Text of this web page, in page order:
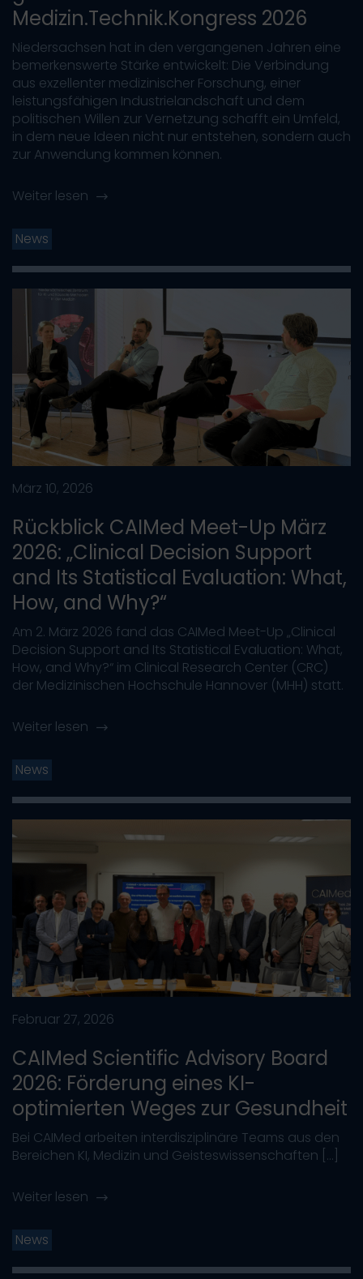
Medizin.Technik.Kongress 2026
Niedersachsen hat in den vergangenen Jahren eine
bemerkenswerte Stärke entwickelt: Die Verbindung
aus exzellenter medizinischer Forschung, einer
leistungsfähigen Industrielandschaft und dem
politischen Willen zur Vernetzung schafft ein Umfeld,
in dem neue Ideen nicht nur entstehen, sondern auch
zur Anwendung kommen können.
Weiter lesen
News
März 10, 2026
Rückblick CAIMed Meet-Up März
2026: „Clinical Decision Support
and Its Statistical Evaluation: What,
How, and Why?“
Am 2. März 2026 fand das CAIMed Meet-Up „Clinical
Decision Support and Its Statistical Evaluation: What,
How, and Why?“ im Clinical Research Center (CRC)
der Medizinischen Hochschule Hannover (MHH) statt.
Weiter lesen
News
Februar 27, 2026
CAIMed Scientific Advisory Board
2026: Förderung eines KI-
optimierten Weges zur Gesundheit
Bei CAIMed arbeiten interdisziplinäre Teams aus den
Bereichen KI, Medizin und Geisteswissenschaften […]
Weiter lesen
News